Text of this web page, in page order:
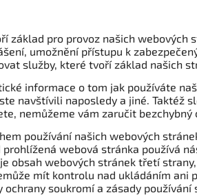
základ pro provoz našich
umožnění přístupu k
služby, které tvoří základ našich
informace o tom jak používáte
navštívili naposledy a jiné. Taktéž
nemůžeme vám zaručit bezchybný
používání našich webových
prohlížená webová stránka používá
obsah webových stránek třetí
mít kontrolu nad ukládáním
soukromí a zásady